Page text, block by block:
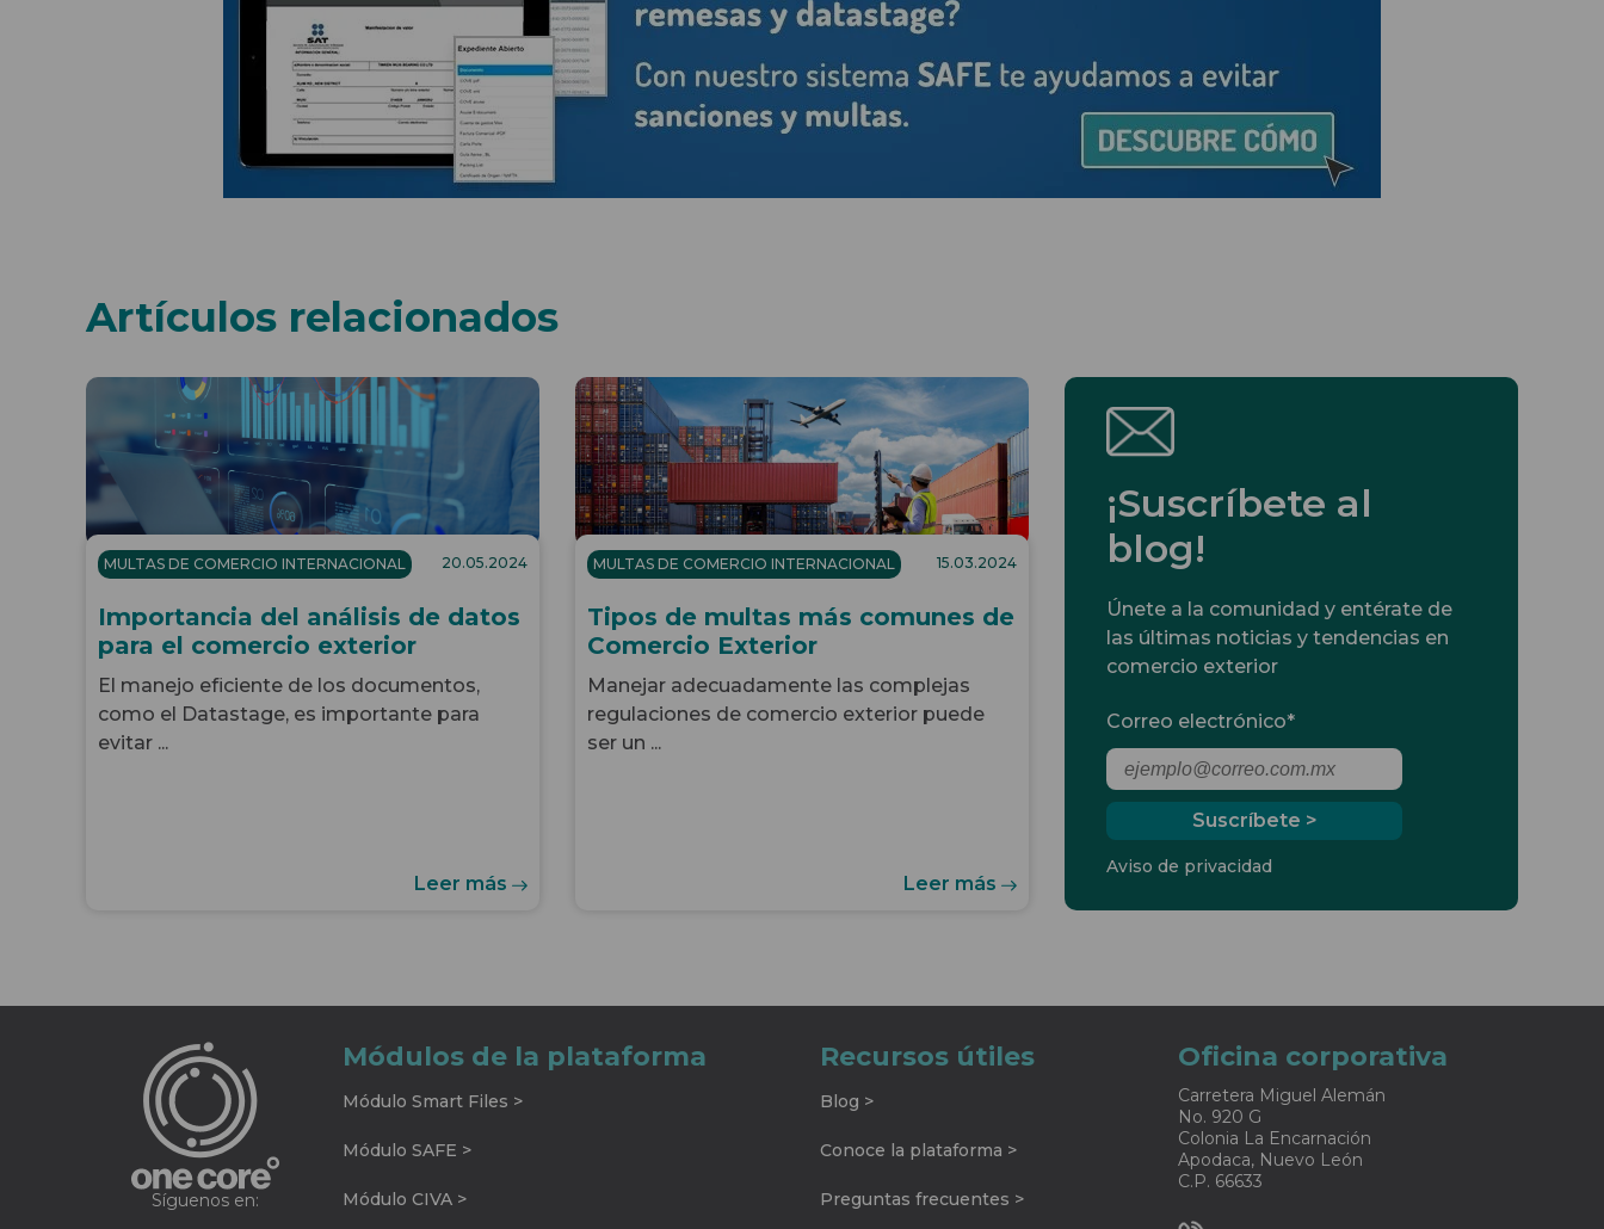
Artículos relacionados
MULTAS DE COMERCIO INTERNACIONAL 20.05.2024
Importancia del análisis de datos
para el comercio exterior
El manejo eficiente de los documentos,
como el Datastage, es importante para
evitar ...
Leer más
MULTAS DE COMERCIO INTERNACIONAL 15.03.2024
Tipos de multas más comunes de
Comercio Exterior
Manejar adecuadamente las complejas
regulaciones de comercio exterior puede
ser un ...
Leer más
¡Suscríbete al
blog!
Únete a la comunidad y entérate de
las últimas noticias y tendencias en
comercio exterior
Correo electrónico*
Aviso de privacidad
Síguenos en:
Módulos de la plataforma
Módulo Smart Files >
Módulo SAFE >
Módulo CIVA >
Recursos útiles
Blog >
Conoce la plataforma >
Preguntas frecuentes >
Oficina corporativa
Carretera Miguel Alemán
No. 920 G
Colonia La Encarnación
Apodaca, Nuevo León
C.P. 66633